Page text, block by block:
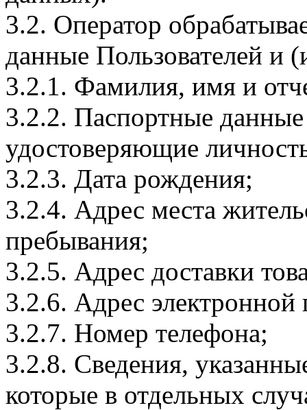
3.2. Оператор
данные Пользователей и
3.2.1. Фамилия, имя и
3.2.2. Паспортные
удостоверяющие
3.2.3. Дата рождения;
3.2.4. Адрес места
пребывания;
3.2.5. Адрес доставки
3.2.6. Адрес электронной
3.2.7. Номер телефона;
3.2.8. Сведения,
которые в отдельных